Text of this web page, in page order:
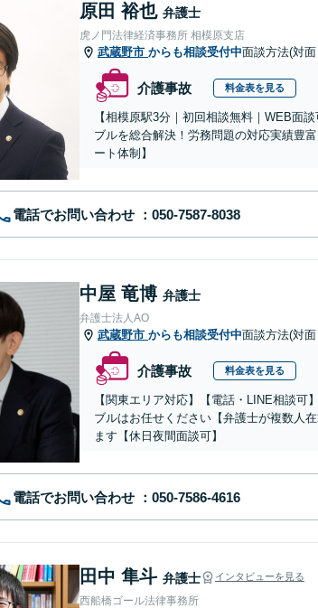
原田 裕也 弁護士
虎ノ門法律経済事務所 相模原支店
武蔵野市 からも相談受付中面談方法(対
介護事故 料金表を見る
【相模原駅3分｜初回相談無料｜WEB面
ブルを総合解決！労務問題の対応実績豊
ート体制】
電話でお問い合わせ
中屋 竜博 弁護士
弁護士法人AO
武蔵野市 からも相談受付中面談方法(対
介護事故 料金表を見る
【関東エリア対応】【電話・LINE相談
ブルはお任せください【弁護士が複数人
ます【休日夜間面談可】
電話でお問い合わせ
田中 隼斗 弁護士 インタビューを見る
西船橋ゴール法律事務所